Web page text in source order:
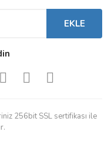
EKLE
256bit SSL sertifikası ile